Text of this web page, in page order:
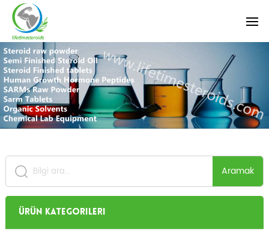
Aramak
Ürün Kategorileri